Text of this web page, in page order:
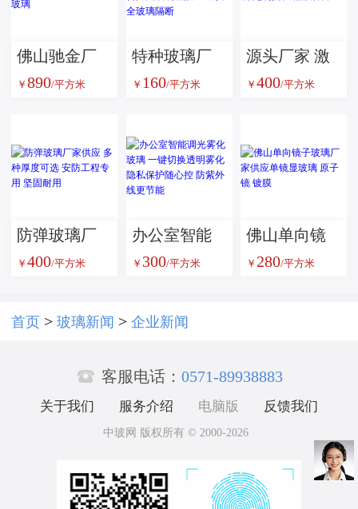
佛山驰金厂
家超强耐磨
玻璃
￥ 890/平方米
特种玻璃厂
家供应单片
璃 甲级复合
防火玻璃 消
防通道安全
玻璃隔断
￥ 160/平方米
源头厂家 激
光内雕玻璃
￥ 400/平方米
防弹玻璃厂
家供应 多种
防工程专用
￥ 400/平方米
办公室智能
调光雾化玻
透明雾化 隐
控 防紫外线
更节能
￥ 300/平方米
佛山单向镜
子玻璃厂家
￥ 280/平方米
首页 > 玻璃新闻 > 企业新闻
 客服电话： 0571-89938883
关于我们 服务介绍 电脑版 反馈我们
中玻网 版权所有 © 2000-2026